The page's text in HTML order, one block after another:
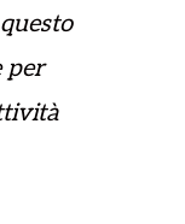
per